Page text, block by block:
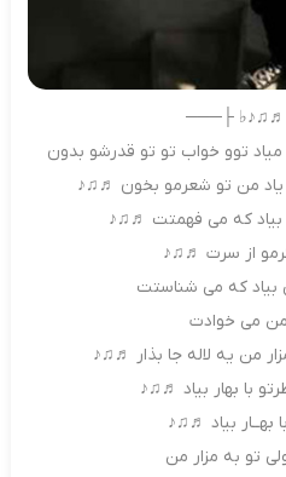
───┤
توو خواب تو تو قدرشو بدون
یاد من تو شعرمو بخون ♬♫♪
بیاد که می فهمتت ♬♫♪
از سرت ♬♫♪
بیاد که می شناستت
من می خوادت
من یه لاله جا بذار ♬♫♪
با بهار بیاد ♬♫♪
با بهــار بیاد ♬♫♪
تو به مزار من